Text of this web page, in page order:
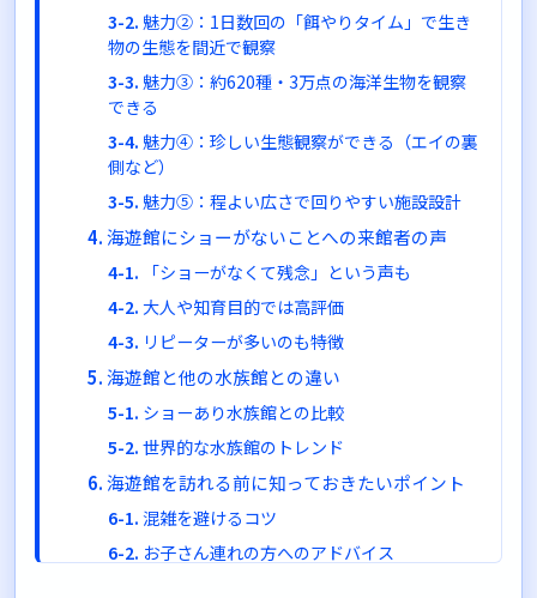
魅力②：1日数回の「餌やりタイム」で生き
物の生態を間近で観察
魅力③：約620種・3万点の海洋生物を観察
できる
魅力④：珍しい生態観察ができる（エイの裏
側など）
魅力⑤：程よい広さで回りやすい施設設計
海遊館にショーがないことへの来館者の声
「ショーがなくて残念」という声も
大人や知育目的では高評価
リピーターが多いのも特徴
海遊館と他の水族館との違い
ショーあり水族館との比較
世界的な水族館のトレンド
海遊館を訪れる前に知っておきたいポイント
混雑を避けるコツ
お子さん連れの方へのアドバイス